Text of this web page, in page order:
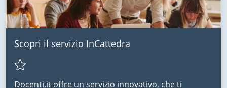
Scopri il servizio InCattedra
Docenti.it offre un servizio innovativo, che ti